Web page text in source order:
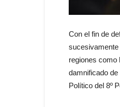
Con el fin de
sucesivamente
regiones como
damnificado
Político del 8º